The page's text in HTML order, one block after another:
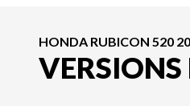
HONDA RUBICON 520